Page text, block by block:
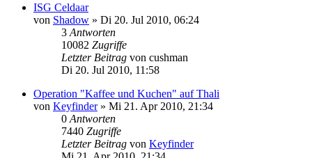
ISG Celdaar
von Shadow » Di 20. Jul 2010, 06:24
3 Antworten
10082 Zugriffe
Letzter Beitrag von cushman
Di 20. Jul 2010, 11:58
Operation "Kaffee und Kuchen" auf Thali
von Keyfinder» Mi 21. Apr 2010, 21:34
0 Antworten
7440 Zugriffe
Letzter Beitrag von Keyfinder